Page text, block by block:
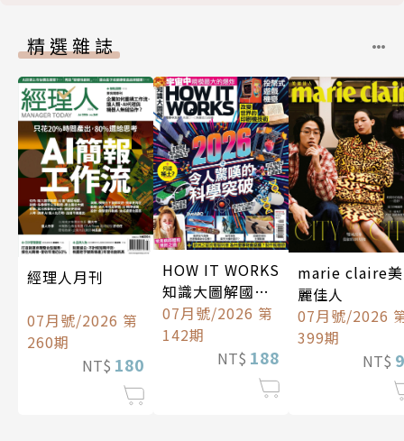
精選雜誌
經理人月刊
07月號/2026 第
260期
NT$ 180
HOW IT WORKS
知識大圖解國際
中文版
07月號/2026 第
142期
NT$ 188
marie claire美
麗佳人
07月號/2026
399期
NT$